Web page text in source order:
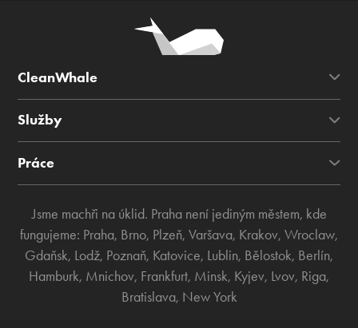
CleanWhale
Služby
Práce
Jsme machři na úklid. Praha není jediným městem, kde
fungujeme: Praha, Brno, Plzeň, Varšava, Krakov, Wroclaw,
Gdaňsk, Lodž, Poznaň, Katovice, Lublin, Bělostok, Berlín,
Hamburk, Mnichov, Frankfurt, Minsk, Kyjev, Lvov, Riga,
Bratislava, New York